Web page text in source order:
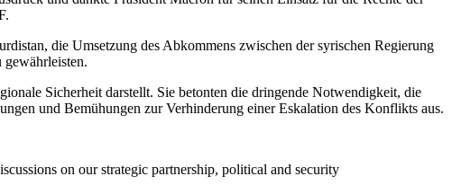
die Umsetzung des Abkommens zwischen der syrischen Regierung
Sicherheit darstellt. Sie betonten die dringende Notwendigkeit, die
und Bemühungen zur Verhinderung einer Eskalation des Konflikts aus.
on our strategic partnership, political and security